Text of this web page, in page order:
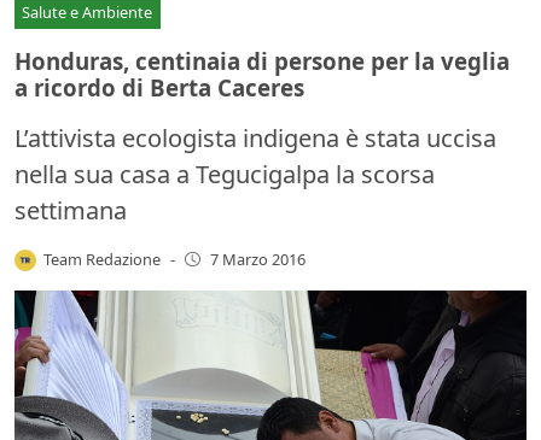
Salute e Ambiente
Honduras, centinaia di persone per la veglia
a ricordo di Berta Caceres
L’attivista ecologista indigena è stata uccisa
nella sua casa a Tegucigalpa la scorsa
settimana
Team Redazione - 7 Marzo 2016